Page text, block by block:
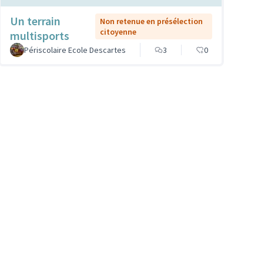
Un terrain
multisports
Non retenue en présélection
citoyenne
Périscolaire Ecole Descartes
3 0